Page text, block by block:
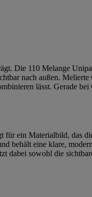
Die 110 Melange
nach außen.
lässt. Gerade
ein Materialbild, das
behält eine klare,
dabei sowohl die